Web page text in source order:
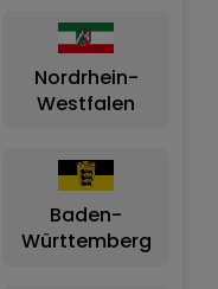
Nordrhein-
Westfalen
Baden-
Württemberg